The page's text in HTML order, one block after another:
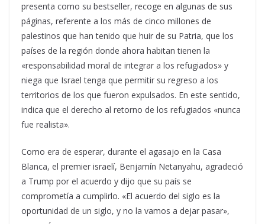
presenta como su bestseller, recoge en algunas de sus
páginas, referente a los más de cinco millones de
palestinos que han tenido que huir de su Patria, que los
países de la región donde ahora habitan tienen la
«responsabilidad moral de integrar a los refugiados» y
niega que Israel tenga que permitir su regreso a los
territorios de los que fueron expulsados. En este sentido,
indica que el derecho al retorno de los refugiados «nunca
fue realista».
Como era de esperar, durante el agasajo en la Casa
Blanca, el premier israelí, Benjamín Netanyahu, agradeció
a Trump por el acuerdo y dijo que su país se
comprometía a cumplirlo. «El acuerdo del siglo es la
oportunidad de un siglo, y no la vamos a dejar pasar»,